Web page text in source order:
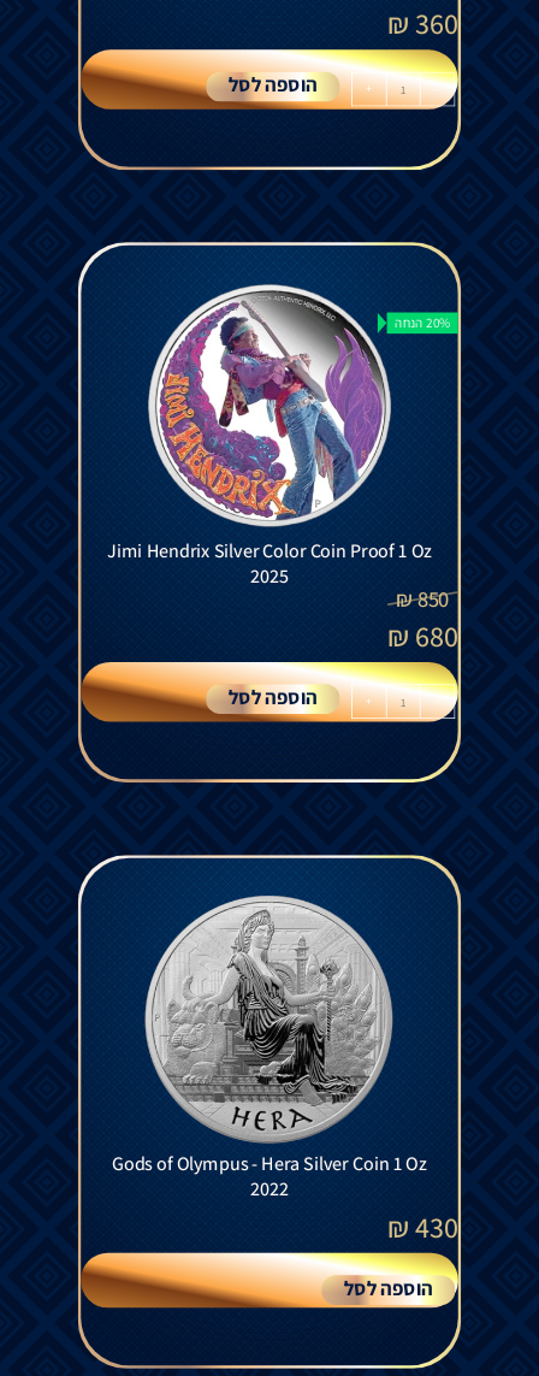
360
₪
-
+ הוספה לסל
20% הנחה
Jimi Hendrix Silver Color Coin Proof 1 Oz
2025
850
₪
680
₪
-
+ הוספה לסל
Gods of Olympus - Hera Silver Coin 1 Oz
2022
430
₪
הוספה לסל